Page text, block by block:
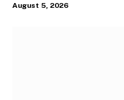
August 5, 2026